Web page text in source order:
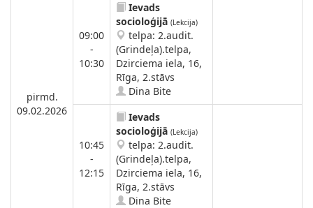
pirmd.
09.02.2026
09:00
-
10:30
Ievads
socioloģijā (Lekcija)
telpa: 2.audit.
(Grindeļa).telpa,
Dzirciema iela, 16,
Rīga, 2.stāvs
Dina Bite
10:45
-
12:15
Ievads
socioloģijā (Lekcija)
telpa: 2.audit.
(Grindeļa).telpa,
Dzirciema iela, 16,
Rīga, 2.stāvs
Dina Bite